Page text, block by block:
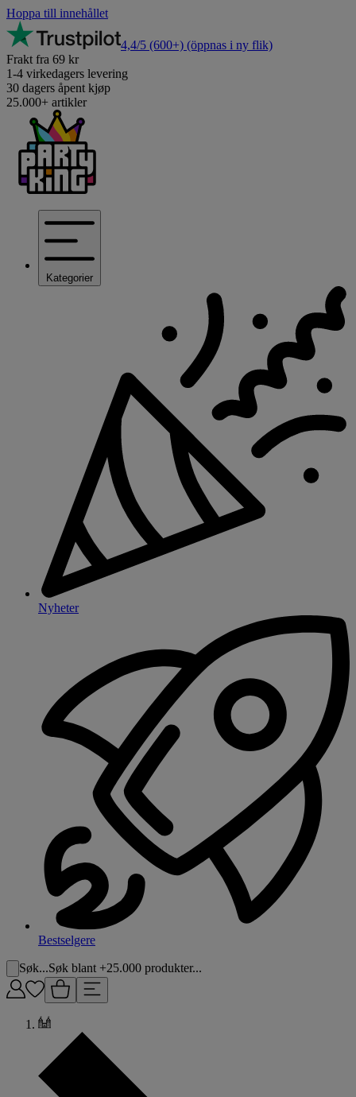
Hoppa till innehållet
4,4/5 (600+) (öppnas i ny flik)
Frakt fra 69 kr
1-4 virkedagers levering
30 dagers åpent kjøp
25.000+ artikler
Kategorier
Nyheter
Bestselgere
Søk...Søk blant +25.000 produkter...